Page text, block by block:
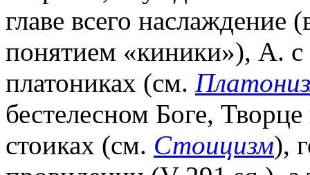
главе всего наслаждение
понятием «киники»), А. с
платониках (см.
бестелесном Боге,
стоиках (см. Стоицизм),